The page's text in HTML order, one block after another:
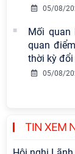
05/08/
Mối
quan
thời kỳ đổi
05/08/
TIN XEM
Hội thảo
gian phát
nguyên mới:
và lựa chọn
vào thứ ba,
Thông báo
sinh đào tạo